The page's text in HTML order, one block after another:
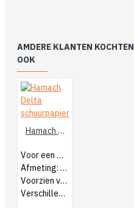
AMDERE KLANTEN KOCHTEN
OOK
Hamach Delta schuurpapier
Voor een Delta schuurmachine
Afmeting: 105x48mm
Voorzien van klittenband
Verschillende grofte korrels